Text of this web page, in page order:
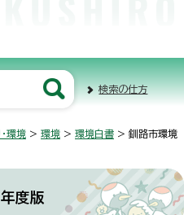
検索の仕方
環境 > 環境 > 環境白書 > 釧路市環境
度版